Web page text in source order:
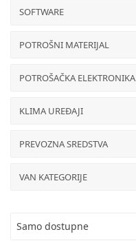
SOFTWARE
POTROŠNI MATERIJAL
POTROŠAČKA ELEKTRONIKA
KLIMA UREĐAJI
PREVOZNA SREDSTVA
VAN KATEGORIJE
Samo dostupne